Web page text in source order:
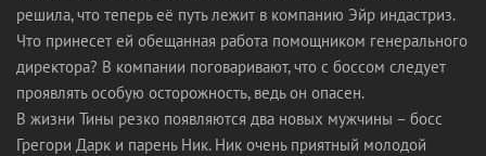
решила, что теперь её путь лежит в компанию Эйр индастриз.
Что принесет ей обещанная работа помощником генерального
директора? В компании поговаривают, что с боссом следует
проявлять особую осторожность, ведь он опасен.
В жизни Тины резко появляются два новых мужчины – босс
Грегори Дарк и парень Ник. Ник очень приятный молодой